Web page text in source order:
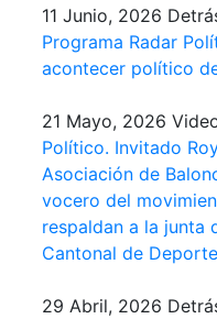
11 Junio, 2026
Programa Radar
acontecer político
21 Mayo, 2026
Político. Invitado
Asociación de
vocero del
respaldan a la junta
Cantonal de
29 Abril, 2026